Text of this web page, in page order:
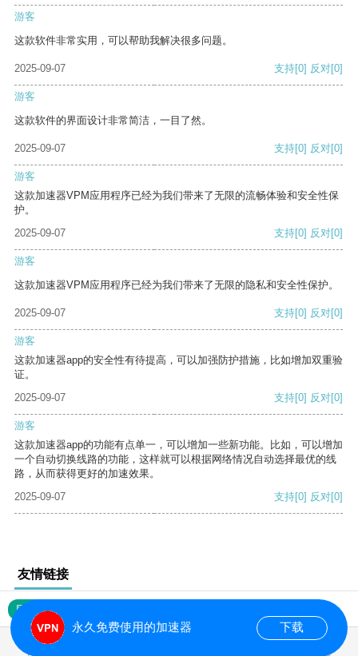
游客
这款软件非常实用，可以帮助我解决很多问题。
2025-09-07 支持[0] 反对[0]
游客
这款软件的界面设计非常简洁，一目了然。
2025-09-07 支持[0] 反对[0]
游客
这款加速器VPM应用程序已经为我们带来了无限的流畅体验和安全性保
护。
2025-09-07
支持[0] 反对[0]
游客
这款加速器VPM应用程序已经为我们带来了无限的隐私和安全性保护。
2025-09-07 支持[0] 反对[0]
游客
这款加速器app的安全性有待提高，可以加强防护措施，比如增加双重验
证。
2025-09-07
支持[0] 反对[0]
游客
这款加速器app的功能有点单一，可以增加一些新功能。比如，可以增加
一个自动切换线路的功能，这样就可以根据网络情况自动选择最优的线
路，从而获得更好的加速效果。
2025-09-07
支持[0] 反对[0]
友情链接
网站地图
永久免费使用的加速器 下载